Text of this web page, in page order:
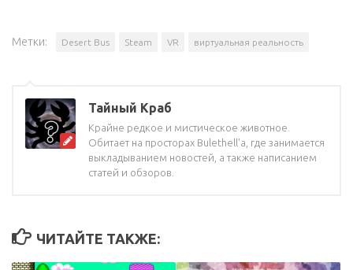
Метки: Desert Bus Steam VR виртуальная реальность
Тайный Краб
Крайне редкое и мистическое животное.
Обитает на просторах Bulethell'a, где занимается
выкладыванием новостей, а также написанием
статей и обзоров.
ЧИТАЙТЕ ТАКЖЕ: